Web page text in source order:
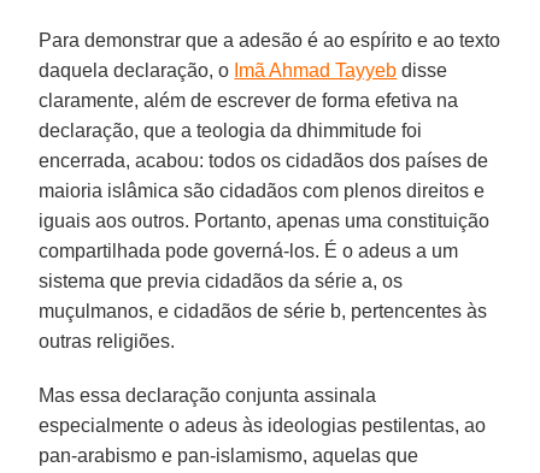
Para demonstrar que a adesão é ao espírito e ao texto
daquela declaração, o Imã Ahmad Tayyeb disse
claramente, além de escrever de forma efetiva na
declaração, que a teologia da dhimmitude foi
encerrada, acabou: todos os cidadãos dos países de
maioria islâmica são cidadãos com plenos direitos e
iguais aos outros. Portanto, apenas uma constituição
compartilhada pode governá-los. É o adeus a um
sistema que previa cidadãos da série a, os
muçulmanos, e cidadãos de série b, pertencentes às
outras religiões.
Mas essa declaração conjunta assinala
especialmente o adeus às ideologias pestilentas, ao
pan-arabismo e pan-islamismo, aquelas que